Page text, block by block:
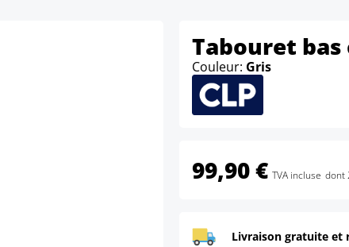
Tabouret bas
Couleur: Gris
99,90 € TVA incluse dont
Livraison gratuite et